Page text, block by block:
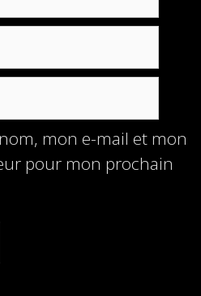
mon e-mail et mon
pour mon prochain